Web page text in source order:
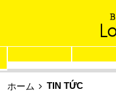
ホーム TIN TỨC